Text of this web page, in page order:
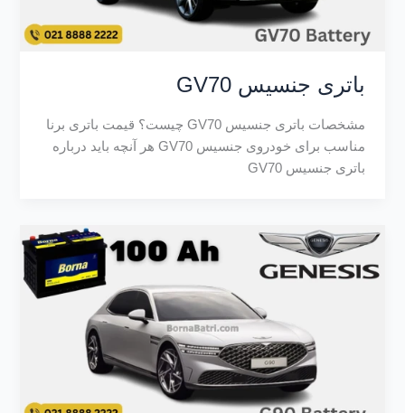
باتری جنسیس GV70
مشخصات باتری جنسیس GV70 چیست؟ قیمت باتری برنا
مناسب برای خودروی جنسیس GV70 هر آنچه باید درباره
باتری جنسیس GV70